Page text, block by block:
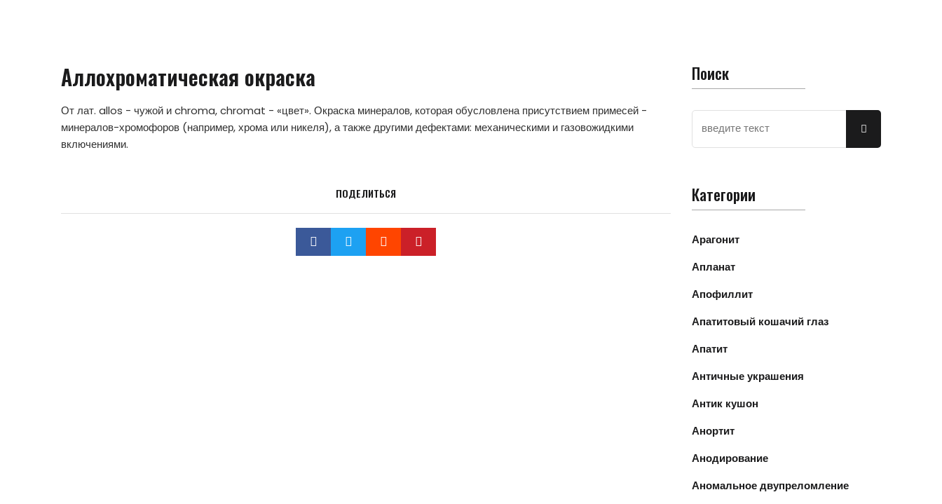
Аллохроматическая окраска
От лат. allos - чужой и chroma, chromat - «цвет». Окраска минералов, которая обусловлена присутствием примесей -
минералов-хромофоров (например, хрома или никеля), а также другими дефектами: механическими и газовожидкими
включениями.
ПОДЕЛИТЬСЯ
Поиск
Категории
Арагонит
Апланат
Апофиллит
Апатитовый кошачий глаз
Апатит
Античные украшения
Антик кушон
Анортит
Анодирование
Аномальное двупреломление